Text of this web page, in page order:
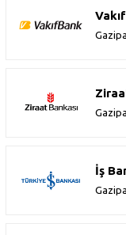
İş